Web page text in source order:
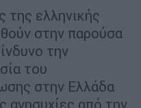
την
του
στην Ελλάδα
από την
δικαίου»,